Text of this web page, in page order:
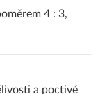
4 : 3,
a poctivé